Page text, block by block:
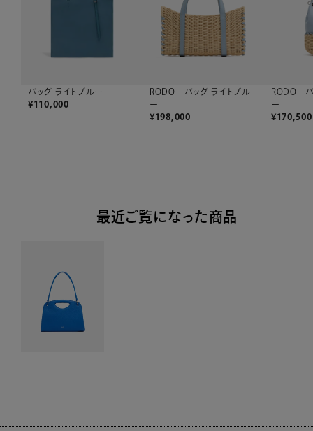
バッグ ライトブルー
¥110,000
RODO バッグ ライトブル
ー
¥198,000
RODO バ
ー
¥170,500
最近ご覧になった商品